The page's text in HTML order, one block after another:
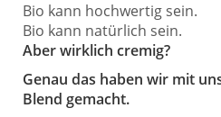
Bio kann hochwertig sein.
Bio kann natürlich sein.
Aber wirklich cremig?
Genau das haben wir mit
Blend gemacht.